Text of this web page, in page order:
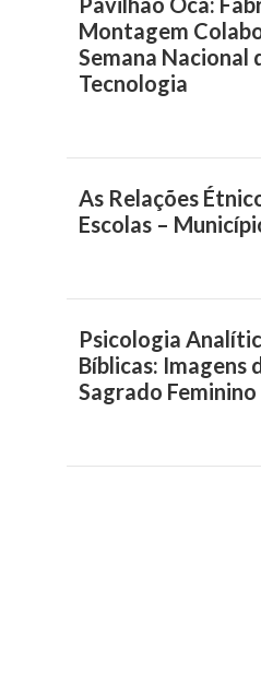
Montagem
Semana Nacional
Tecnologia
As Relações
Escolas –
Psicologia
Bíblicas: Imagens
Sagrado Feminino